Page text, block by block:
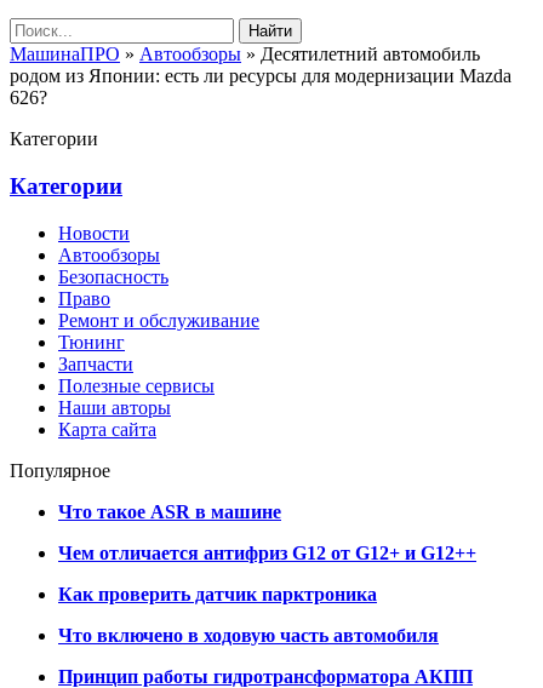
Найти
МашинаПРО » Автообзоры » Десятилетний автомобиль
родом из Японии: есть ли ресурсы для модернизации Mazda
626?
Категории
Категории
Новости
Автообзоры
Безопасность
Право
Ремонт и обслуживание
Тюнинг
Запчасти
Полезные сервисы
Наши авторы
Карта сайта
Популярное
Что такое ASR в машине
Чем отличается антифриз G12 от G12+ и G12++
Как проверить датчик парктроника
Что включено в ходовую часть автомобиля
Принцип работы гидротрансформатора АКПП